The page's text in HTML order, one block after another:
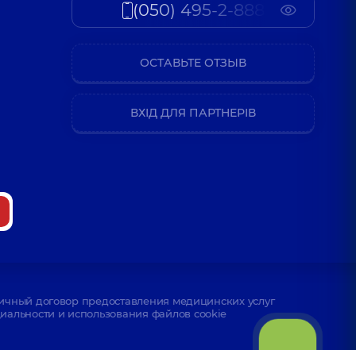
(050) 495-2-888
ОСТАВЬТЕ ОТЗЫВ
ВХІД ДЛЯ ПАРТНЕРІВ
договор предоставления медицинских услуг
и использования файлов cookie